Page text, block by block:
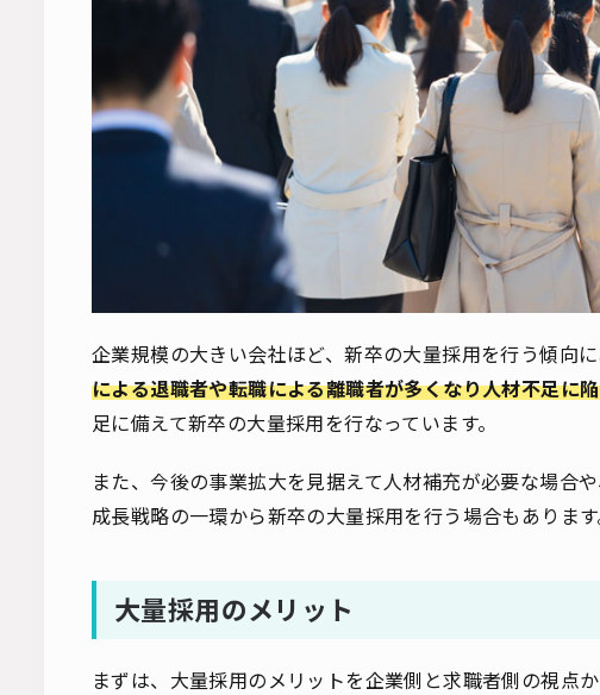
企業規模の大きい会社ほど、新卒の大量採用を行う傾向
による退職者や転職による離職者が多くなり人材不足に
足に備えて新卒の大量採用を行なっています。
また、今後の事業拡大を見据えて人材補充が必要な場合
成長戦略の一環から新卒の大量採用を行う場合もあります
大量採用のメリット
まずは、大量採用のメリットを企業側と求職者側の視点か